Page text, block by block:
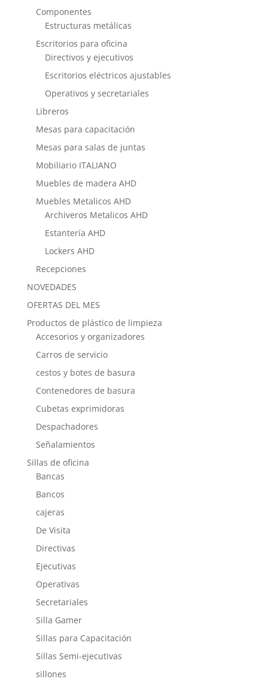
Componentes
Estructuras metálicas
Escritorios para oficina
Directivos y ejecutivos
Escritorios eléctricos ajustables
Operativos y secretariales
Libreros
Mesas para capacitación
Mesas para salas de juntas
Mobiliario ITALIANO
Muebles de madera AHD
Muebles Metalicos AHD
Archiveros Metalicos AHD
Estantería AHD
Lockers AHD
Recepciones
NOVEDADES
OFERTAS DEL MES
Productos de plástico de limpieza
Accesorios y organizadores
Carros de servicio
cestos y botes de basura
Contenedores de basura
Cubetas exprimidoras
Despachadores
Señalamientos
Sillas de oficina
Bancas
Bancos
cajeras
De Visita
Directivas
Ejecutivas
Operativas
Secretariales
Silla Gamer
Sillas para Capacitación
Sillas Semi-ejecutivas
sillones